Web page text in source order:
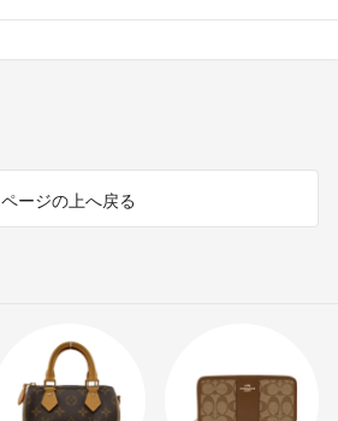
ページの上へ戻る